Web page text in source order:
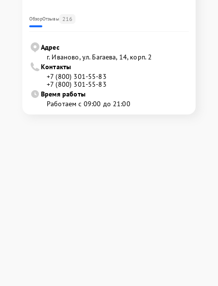
ОбзорОтзывы 216
Адрес
г. Иваново, ул. Багаева, 14, корп. 2
Контакты
+7 (800) 301-55-83
+7 (800) 301-55-83
Время работы
Работаем с 09:00 до 21:00